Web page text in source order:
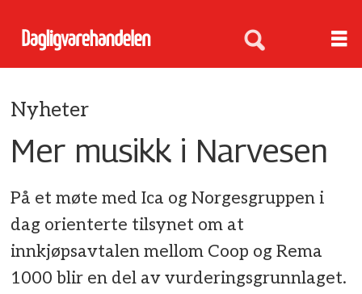
Nyheter
Mer musikk i Narvesen
På et møte med Ica og Norgesgruppen i
dag orienterte tilsynet om at
innkjøpsavtalen mellom Coop og Rema
1000 blir en del av vurderingsgrunnlaget.